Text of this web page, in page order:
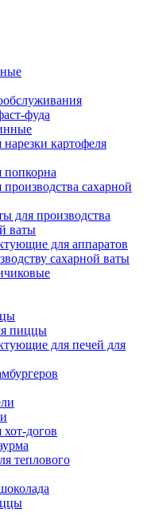
фуда
картофеля
попкорна
сахарной
для производства
ваты
для аппаратов
сахарной ваты
пиццы
для печей для
догов
теплового